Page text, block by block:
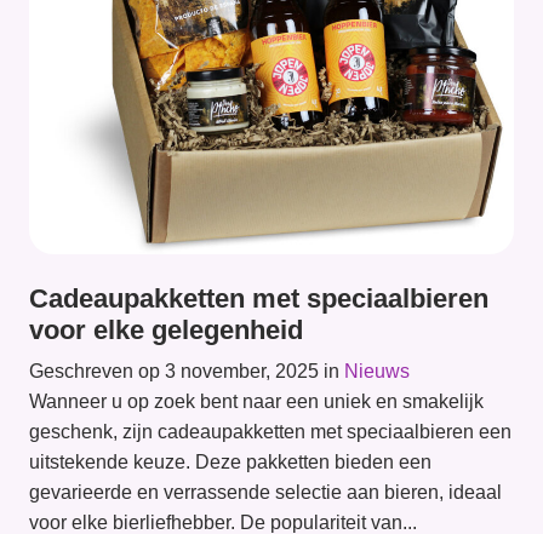
Cadeaupakketten met speciaalbieren
voor elke gelegenheid
Geschreven op 3 november, 2025 in Nieuws
Wanneer u op zoek bent naar een uniek en smakelijk
geschenk, zijn cadeaupakketten met speciaalbieren een
uitstekende keuze. Deze pakketten bieden een
gevarieerde en verrassende selectie aan bieren, ideaal
voor elke bierliefhebber. De populariteit van...